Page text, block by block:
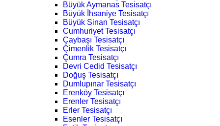
Büyük Aymanas Tesisatçı
Büyük İhsaniye Tesisatçı
Büyük Sinan Tesisatçı
Cumhuriyet Tesisatçı
Çaybaşı Tesisatçı
Çimenlik Tesisatçı
Çumra Tesisatçı
Devri Cedid Tesisatçı
Doğuş Tesisatçı
Dumlupınar Tesisatçı
Erenköy Tesisatçı
Erenler Tesisatçı
Erler Tesisatçı
Esenler Tesisatçı